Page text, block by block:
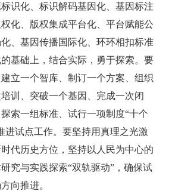
识化、标识解码基因化、基因标注
化、版权集成平台化、平台赋能公
、基因传播国际化、环环相扣标准
基础上，结合实际，勇于探索。要
立一个智库、制订一个方案、组织
训、突破一个基因、完成一次闭
索一组标准、试行一项制度“十个
进试点工作。要坚持用真理之光激
代历史方位，坚持以人民为中心的
究与实践探索“双轨驱动”，确保试
向推进。